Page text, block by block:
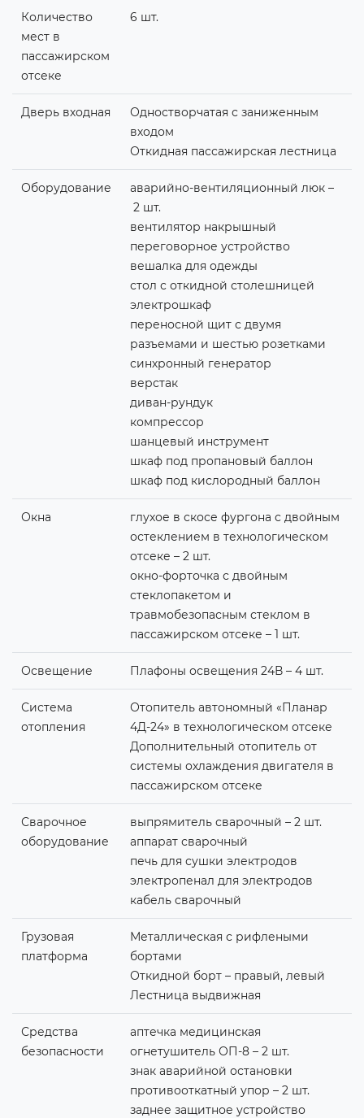
Количество
мест в
пассажирском
отсеке
6 шт.
Дверь входная
Одностворчатая с заниженным
входом
Откидная пассажирская лестница
Оборудование
аварийно-вентиляционный люк –
2 шт.
вентилятор накрышный
переговорное устройство
вешалка для одежды
стол с откидной столешницей
электрошкаф
переносной щит с двумя
разъемами и шестью розетками
синхронный генератор
верстак
диван-рундук
компрессор
шанцевый инструмент
шкаф под пропановый баллон
шкаф под кислородный баллон
Окна
глухое в скосе фургона с двойным
остеклением в технологическом
отсеке – 2 шт.
окно-форточка с двойным
стеклопакетом и
травмобезопасным стеклом в
пассажирском отсеке – 1 шт.
Освещение Плафоны освещения 24В – 4 шт.
Система
отопления
Отопитель автономный «Планар
4Д-24» в технологическом отсеке
Дополнительный отопитель от
системы охлаждения двигателя в
пассажирском отсеке
Сварочное
оборудование
выпрямитель сварочный – 2 шт.
аппарат сварочный
печь для сушки электродов
электропенал для электродов
кабель сварочный
Грузовая
платформа
Металлическая с рифлеными
бортами
Откидной борт – правый, левый
Лестница выдвижная
Средства
безопасности
аптечка медицинская
огнетушитель ОП-8 – 2 шт.
знак аварийной остановки
противооткатный упор – 2 шт.
заднее защитное устройство